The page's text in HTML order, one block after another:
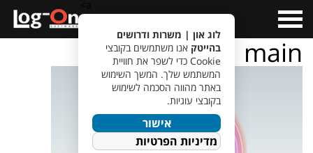
Menu
main
לוג און | משרות ודרושים
בהייטק אנו משתמשים בקובצי
Cookie כדי לשפר את חוויית
המשתמש שלך. המשך השימוש
באתר מהווה הסכמה לשימוש
בקובצי עוגיות.
אישור
מדיניות הפרטיות